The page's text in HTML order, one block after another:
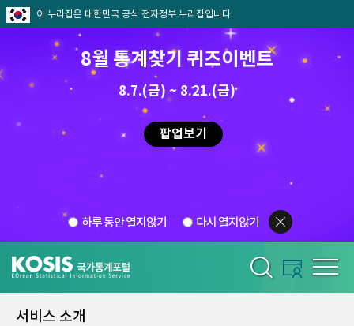
이 누리집은 대한민국 공식 전자정부 누리집입니다.
8월 통계찾기 퀴즈이벤트
8.7.(금) ~ 8.21.(금)
팝업보기
하루 동안 열지않기 다시 열지않기
서비스 소개